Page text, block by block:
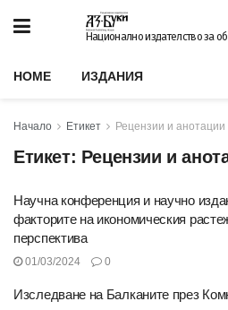
Национално издателство за
HOME ИЗДАНИЯ
Начало Етикет Рецензии и анотации
Етикет: Рецензии и
Научна конференция и научно
факторите на икономическия
перспектива
01/03/2024 0
Изследване на Балканите през